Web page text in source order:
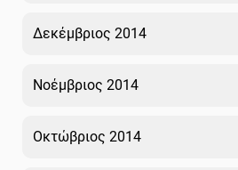
Δεκέμβριος 2014
Νοέμβριος 2014
Οκτώβριος 2014